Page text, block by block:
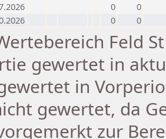
0
0
0 0
Feld
gewertet in
in
gewertet, da
zur